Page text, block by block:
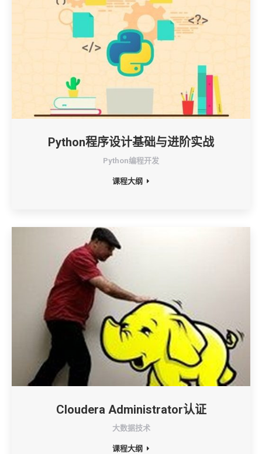
Python程序设计基础与进阶实战
Python编程开发
课程大纲
Cloudera Administrator认证
大数据技术
课程大纲